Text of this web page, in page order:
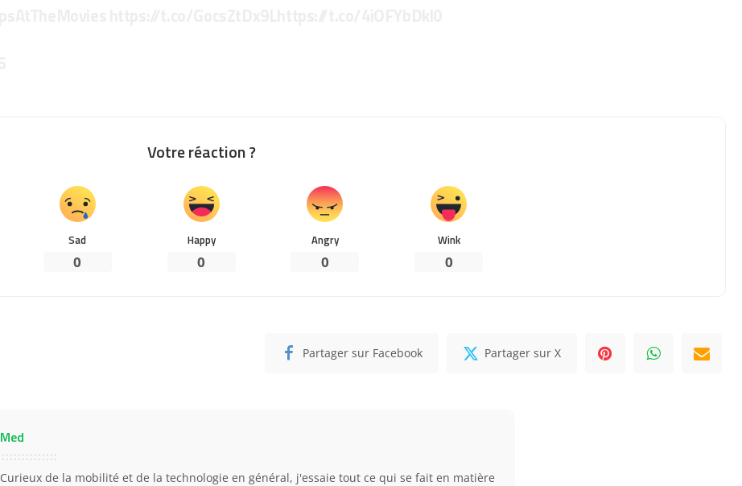
Votre réaction ?
Sad
0
Happy
0
Angry
0
Wink
0
Partager sur Facebook Partager sur X
Med
Curieux de la mobilité et de la technologie en général, j'essaie tout ce qui se fait en matière